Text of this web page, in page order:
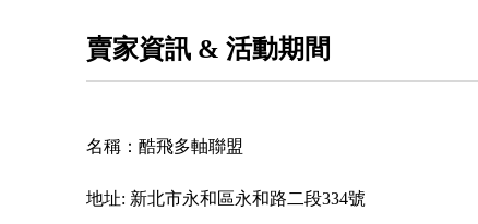
賣家資訊 & 活動期間
名稱： 酷飛多軸聯盟
地址: 新北市永和區永和路二段334號